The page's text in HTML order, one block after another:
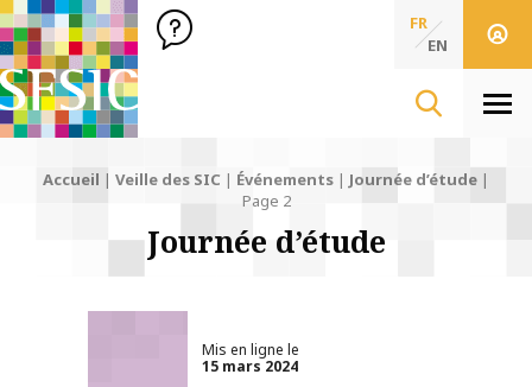
SFSIC Société Française des Sciences de l'Information & de
Société Française des Sciences
de l'Information
FR
EN
Accueil | Veille des SIC | Événements | Journée d’étude |
Page 2
Journée d’étude
Mis en ligne le
15 mars 2024